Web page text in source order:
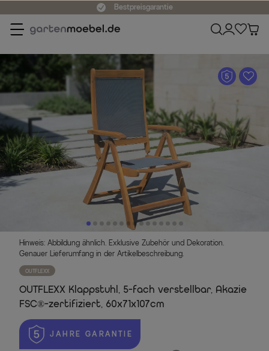
Bestpreisgarantie
A
Hinweis: Abbildung ähnlich. Exklusive Zubehör und Dekoration.
Genauer Lieferumfang in der Artikelbeschreibung.
OUTFLEXX
OUTFLEXX Klappstuhl, 5-fach verstellbar, Akazie
FSC®-zertifiziert, 60x71x107cm
JAHRE GARANTIE